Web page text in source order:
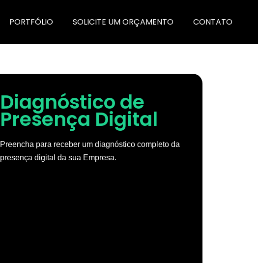
PORTFÓLIO SOLICITE UM ORÇAMENTO CONTATO
Diagnóstico de
Presença Digital
Preencha para receber um diagnóstico completo da
presença digital da sua Empresa.